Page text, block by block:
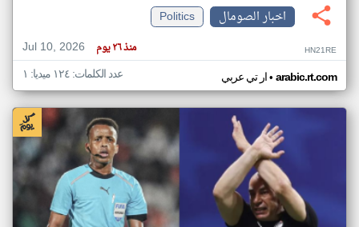
اخبار الصومال
Politics
Jul 10, 2026
منذ ٢٦ يوم HN21RE
ار تي عربي• arabic.rt.com عدد الكلمات: ١٢٤ ميديا: ١